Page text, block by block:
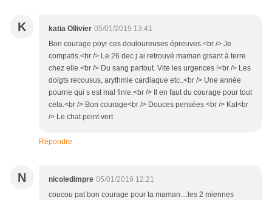
K katia Ollivier 05/01/2019 13:41
Bon courage poyr ces douloureuses épreuves.<br /> Je
compatis.<br /> Le 26 dec j ai retrouvé maman gisant à terre
chez elle.<br /> Du sang partout. Vite les urgences !<br /> Les
doigts recousus, arythmie cardiaque etc..<br /> Une année
pourrie qui s est mal finie.<br /> Il en faut du courage pour tout
cela.<br /> Bon courage<br /> Douces pensées <br /> Kat<br
/> Le chat peint vert
Répondre
N nicoledimpre 05/01/2019 12:21
coucou pat bon courage pour ta maman....les 2 miennes